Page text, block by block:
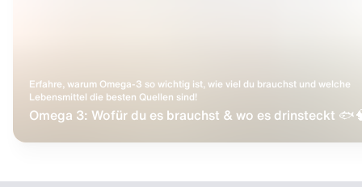
Erfahre, warum Omega-3 so wichtig ist, wie viel du brauchst und welche
Lebensmittel die besten Quellen sind!
Omega 3: Wofür du es brauchst & wo es drinsteckt